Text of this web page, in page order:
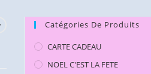
Catégories De Produits
CARTE CADEAU
NOEL C'EST LA FETE